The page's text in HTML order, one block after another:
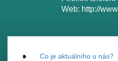
Web: http://
Co je aktuálního u nás?